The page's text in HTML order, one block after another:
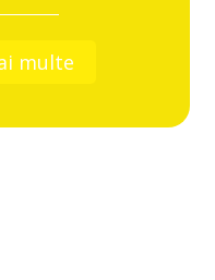
multe